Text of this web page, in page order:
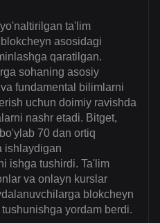
ta'lim
asosidagi
qaratilgan.
sohaning asosiy
fundamental bilimlarni
uchun doimiy ravishda
nashr etadi. Bitget,
70 dan ortiq
ishlaydigan
ishga tushirdi. Ta'lim
va onlayn kurslar
blokcheyn
yordam berdi.